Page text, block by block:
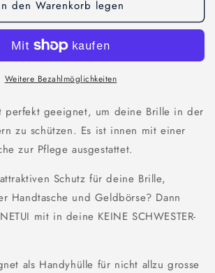
den Warenkorb legen
Weitere Bezahlmöglichkeiten
perfekt geeignet, um deine Brille in der
zu schützen. Es ist innen mit einer
zur Pflege ausgestattet.
Schutz für deine Brille,
Handtasche und Geldbörse? Dann
mit in deine KEINE SCHWESTER-
als Handyhülle für nicht allzu grosse